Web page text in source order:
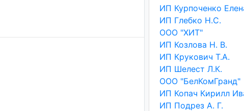
ИП Глебко Н.С.
ООО "ХИТ"
ИП Козлова Н. В.
ИП Крукович Т.А.
ИП Шелест Л.К.
ООО "БелКомГранд"
ИП Подрез А. Г.